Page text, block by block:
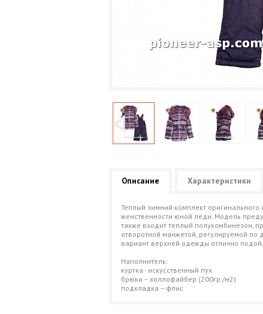
Описание Характеристики
Теплый зимний комплект оригинального
женственности юной леди. Модель
также входит теплый полукомбинезон,
отворотной манжетой, регулируемой
вариант верхней одежды отлично
Наполнитель:
куртка - искусственный пух
брюки – холлофайбер (200гр./м2)
подкладка – флис